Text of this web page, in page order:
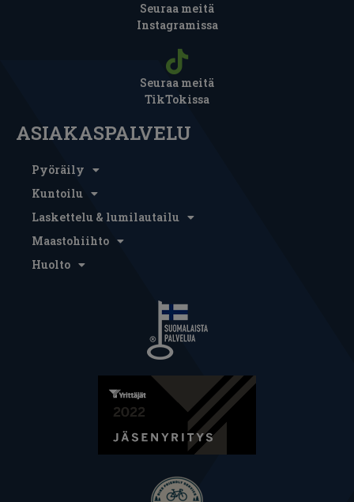
Seuraa meitä
Instagramissa
Seuraa meitä
TikTokissa
ASIAKASPALVELU
Pyöräily
Kuntoilu
Laskettelu & lumilautailu
Maastohiihto
Huolto